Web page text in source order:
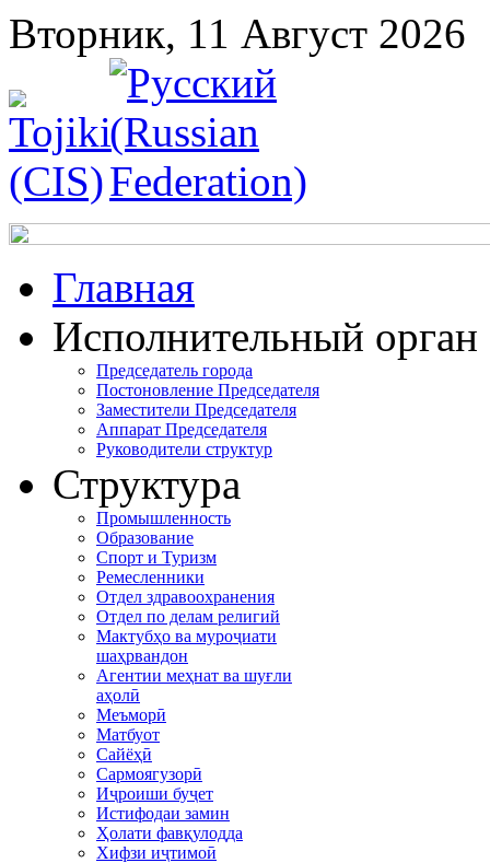
Вторник, 11 Август 2026
Главная
Исполнительный орган
Председатель города
Постоновление Председателя
Заместители Председателя
Аппарат Председателя
Руководители структур
Структура
Промышленность
Образование
Спорт и Туризм
Ремесленники
Отдел здравоохранения
Отдел по делам религий
Мактубҳо ва муроҷиати
шаҳрвандон
Агентии меҳнат ва шуғли
аҳолӣ
Меъморӣ
Матбуот
Сайёҳӣ
Сармоягузорӣ
Иҷроиши буҷет
Истифодаи замин
Ҳолати фавқулодда
Хифзи иҷтимоӣ